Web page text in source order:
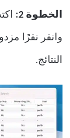
الخطوة 2:
وانقر نقرًا
النتائج.